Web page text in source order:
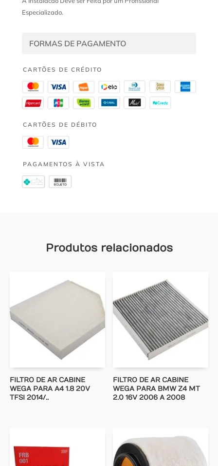
Especializado.
FORMAS DE PAGAMENTO
CARTÕES DE CRÉDITO
CARTÕES DE DÉBITO
PAGAMENTOS À VISTA
Produtos relacionados
FILTRO DE AR CABINE
WEGA PARA A4 1.8 20V
TFSI 2014/..
FILTRO DE AR CABINE
WEGA PARA BMW Z4 MT
2.0 16V 2006 A 2008